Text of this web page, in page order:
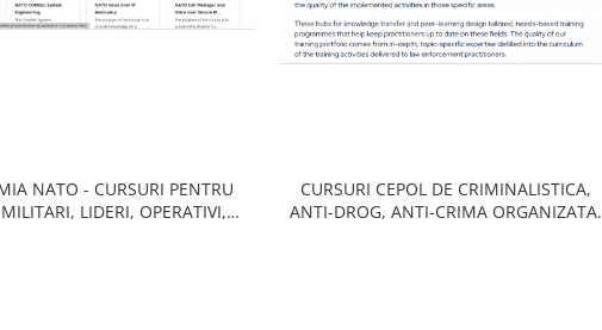
NATO - CURSURI PENTRU
LIDERI, OPERATIVI,
CURSURI CEPOL DE CRIMINALISTICA,
ANTI-DROG, ANTI-CRIMA ORGANIZATA,